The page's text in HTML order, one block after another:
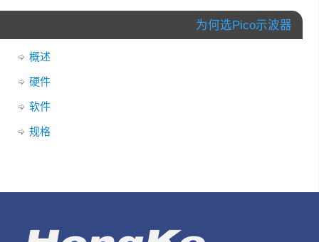
为何选Pico示波器
概述
硬件
软件
规格